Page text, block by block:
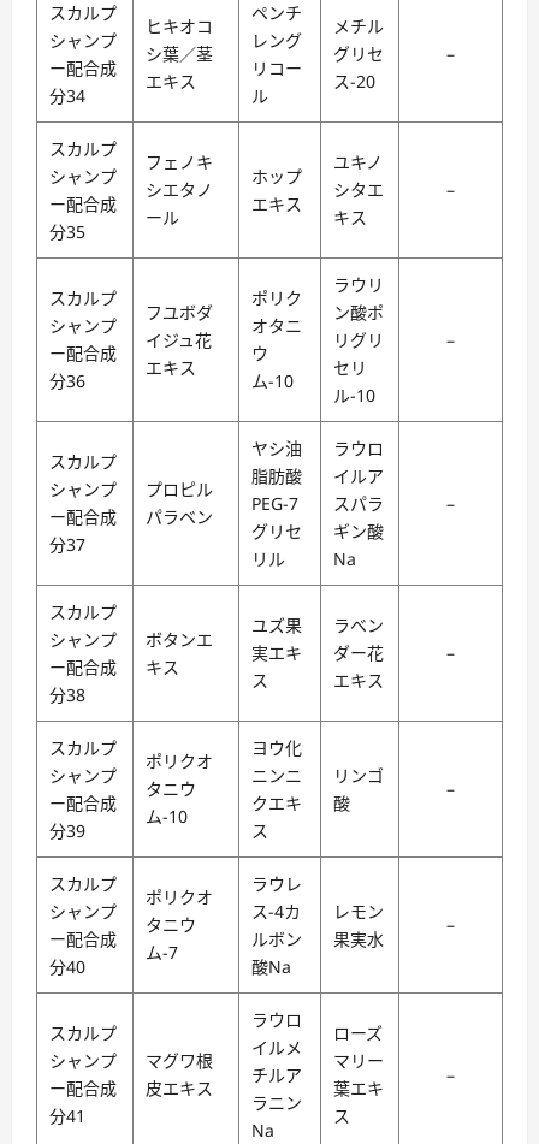
スカルプ
シャンプ
ー配合成
分34
ヒキオコ
シ葉／茎
エキス
ペンチ
レング
リコー
ル
メチル
グリセ
ス-20
–
スカルプ
シャンプ
ー配合成
分35
フェノキ
シエタノ
ール
ホップ
エキス
ユキノ
シタエ
キス
–
スカルプ
シャンプ
ー配合成
分36
フユボダ
イジュ花
エキス
ポリク
オタニ
ウ
ム-10
ラウリ
ン酸ポ
リグリ
セリ
ル-10
–
スカルプ
シャンプ
ー配合成
分37
プロピル
パラベン
ヤシ油
脂肪酸
PEG-7
グリセ
リル
ラウロ
イルア
スパラ
ギン酸
Na
–
スカルプ
シャンプ
ー配合成
分38
ボタンエ
キス
ユズ果
実エキ
ス
ラベン
ダー花
エキス
–
スカルプ
シャンプ
ー配合成
分39
ポリクオ
タニウ
ム-10
ヨウ化
ニンニ
クエキ
ス
リンゴ
酸
–
スカルプ
シャンプ
ー配合成
分40
ポリクオ
タニウ
ム-7
ラウレ
ス-4カ
ルボン
酸Na
レモン
果実水
–
スカルプ
シャンプ
ー配合成
分41
マグワ根
皮エキス
ラウロ
イルメ
チルア
ラニン
Na
ローズ
マリー
葉エキ
ス
–